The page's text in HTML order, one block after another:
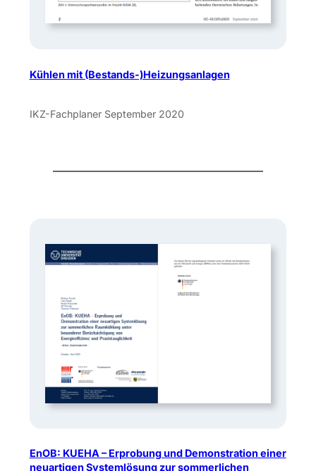
Kühlen mit (Bestands-)Heizungsanlagen
IKZ-Fachplaner September 2020
EnOB: KUEHA – Erprobung und Demonstration einer
neuartigen Systemlösung zur sommerlichen